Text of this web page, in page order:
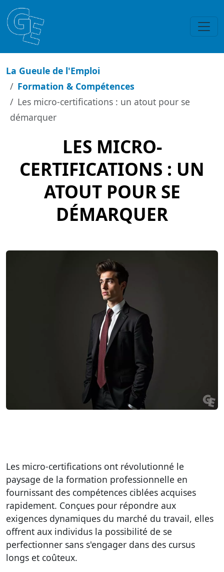
La Gueule de l'Emploi
Formation & Compétences
Les micro-certifications : un atout pour se
démarquer
LES MICRO-
CERTIFICATIONS : UN
ATOUT POUR SE
DÉMARQUER
Les micro-certifications ont révolutionné le
paysage de la formation professionnelle en
fournissant des compétences ciblées acquises
rapidement. Conçues pour répondre aux
exigences dynamiques du marché du travail, elles
offrent aux individus la possibilité de se
perfectionner sans s'engager dans des cursus
longs et coûteux.